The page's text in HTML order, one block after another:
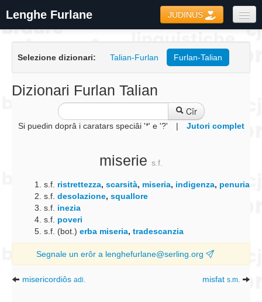
Lenghe Furlane JUDINUS
Formari
Coretôr Ortografic
Informazions
Selezione dizionari: Talian-Furlan Furlan-Talian
Dizionari Furlan Talian
Cîr
Si puedin doprâ i caratars speciâi '*' e '?' | Jutori complet
miserie s.f.
s.f. ristrettezza, scarsità, miseria, indigenza, penuria
s.f. desolazione, squallore
s.f. inezia
s.f. poveri
s.f. (bot.) erba miseria, tradescanzia
Segnale un erôr a lenghefurlane@serling.org
misericordiôs adi. misfat s.m.